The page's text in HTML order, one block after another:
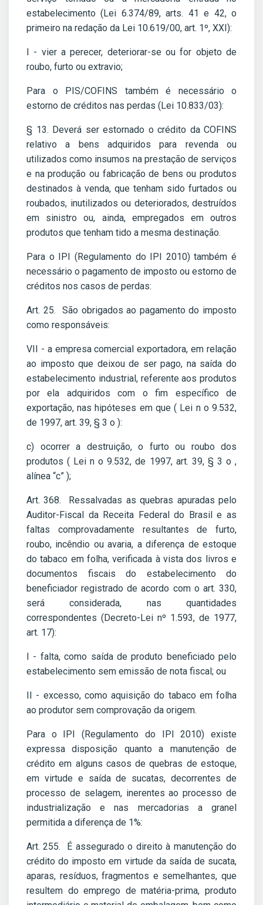
estabelecimento (Lei 6.374/89, arts. 41 e 42, o
primeiro na redação da Lei 10.619/00, art. 1º, XXI):
I - vier a perecer, deteriorar-se ou for objeto de
roubo, furto ou extravio;
Para o PIS/COFINS também é necessário o
estorno de créditos nas perdas (Lei 10.833/03):
§ 13. Deverá ser estornado o crédito da COFINS
relativo a bens adquiridos para revenda ou
utilizados como insumos na prestação de serviços
e na produção ou fabricação de bens ou produtos
destinados à venda, que tenham sido furtados ou
roubados, inutilizados ou deteriorados, destruídos
em sinistro ou, ainda, empregados em outros
produtos que tenham tido a mesma destinação.
Para o IPI (Regulamento do IPI 2010) também é
necessário o pagamento de imposto ou estorno de
créditos nos casos de perdas:
Art. 25. São obrigados ao pagamento do imposto
como responsáveis:
VII - a empresa comercial exportadora, em relação
ao imposto que deixou de ser pago, na saída do
estabelecimento industrial, referente aos produtos
por ela adquiridos com o fim específico de
exportação, nas hipóteses em que ( Lei n o 9.532,
de 1997, art. 39, § 3 o ):
c) ocorrer a destruição, o furto ou roubo dos
produtos ( Lei n o 9.532, de 1997, art. 39, § 3 o ,
alínea “c” );
Art. 368. Ressalvadas as quebras apuradas pelo
Auditor-Fiscal da Receita Federal do Brasil e as
faltas comprovadamente resultantes de furto,
roubo, incêndio ou avaria, a diferença de estoque
do tabaco em folha, verificada à vista dos livros e
documentos fiscais do estabelecimento do
beneficiador registrado de acordo com o art. 330,
será considerada, nas quantidades
correspondentes (Decreto-Lei nº 1.593, de 1977,
art. 17):
I - falta, como saída de produto beneficiado pelo
estabelecimento sem emissão de nota fiscal; ou
II - excesso, como aquisição do tabaco em folha
ao produtor sem comprovação da origem.
Para o IPI (Regulamento do IPI 2010) existe
expressa disposição quanto a manutenção de
crédito em alguns casos de quebras de estoque,
em virtude e saída de sucatas, decorrentes de
processo de selagem, inerentes ao processo de
industrialização e nas mercadorias a granel
permitida a diferença de 1%:
Art. 255. É assegurado o direito à manutenção do
crédito do imposto em virtude da saída de sucata,
aparas, resíduos, fragmentos e semelhantes, que
resultem do emprego de matéria-prima, produto